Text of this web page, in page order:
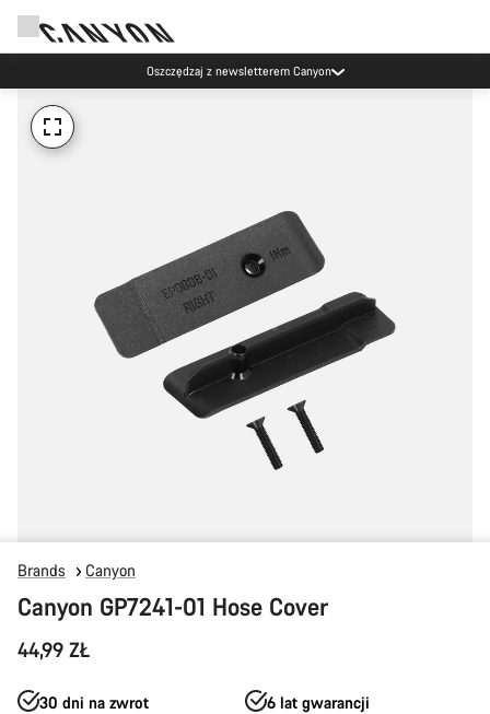
Oszczędzaj z newsletterem Canyon
Brands Canyon
Canyon GP7241-01 Hose Cover
44,99 ZŁ
30 dni na zwrot 6 lat gwarancji